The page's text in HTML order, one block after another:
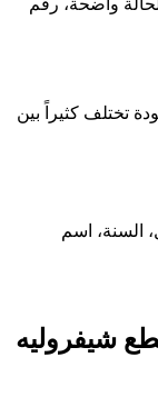
واضحة، رقم
تختلف كثيراً بين
السنة، اسم
شيفروليه